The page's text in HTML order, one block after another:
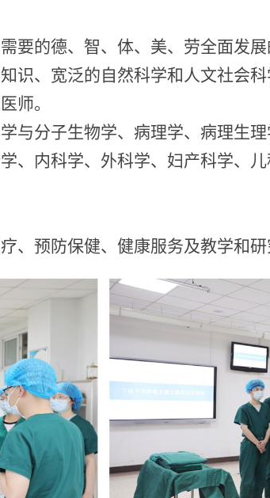
要的德、智、体、美、劳全面发
识、宽泛的自然科学和人文社会
师。
与分子生物学、病理学、病理生
、内科学、外科学、妇产科学、
、预防保健、健康服务及教学和研